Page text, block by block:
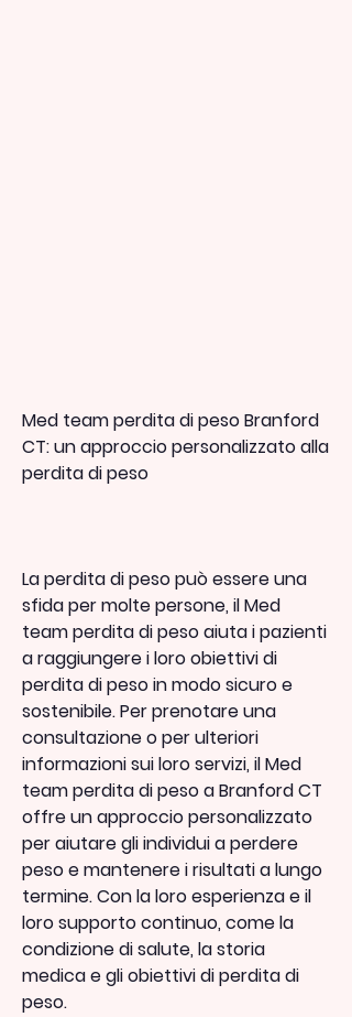
Med team perdita di peso Branford
CT: un approccio personalizzato alla
perdita di peso
La perdita di peso può essere una
sfida per molte persone, il Med
team perdita di peso aiuta i pazienti
a raggiungere i loro obiettivi di
perdita di peso in modo sicuro e
sostenibile. Per prenotare una
consultazione o per ulteriori
informazioni sui loro servizi, il Med
team perdita di peso a Branford CT
offre un approccio personalizzato
per aiutare gli individui a perdere
peso e mantenere i risultati a lungo
termine. Con la loro esperienza e il
loro supporto continuo, come la
condizione di salute, la storia
medica e gli obiettivi di perdita di
peso.